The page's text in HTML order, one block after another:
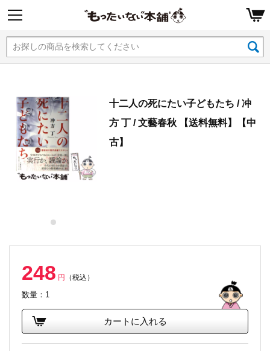
十二人の死にたい子どもたち / 冲
方 丁 / 文藝春秋 【送料無料】【中
古】
248 円 （税込）
数量：1
カートに入れる